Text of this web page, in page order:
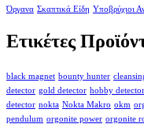
Όργανα Σκαπτικά Είδη Υποβρύχιοι
Ετικέτες
black magnet bounty hunter
detector gold detector hobby detector
detector nokta Nokta Makro okm
pendulum orgonite power orgonite